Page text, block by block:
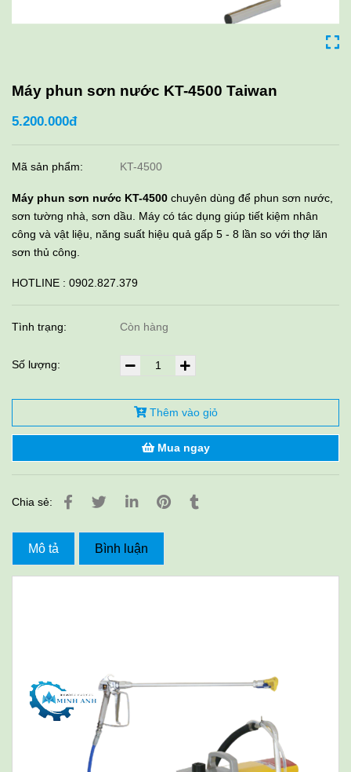
Máy phun sơn nước KT-4500 Taiwan
5.200.000đ
Mã sản phẩm: KT-4500
Máy phun sơn nước KT-4500 chuyên dùng để phun sơn nước,
sơn tường nhà, sơn dầu. Máy có tác dụng giúp tiết kiệm nhân
công và vật liệu, năng suất hiệu quả gấp 5 - 8 lần so với thợ lăn
sơn thủ công.
HOTLINE : 0902.827.379
Tình trạng: Còn hàng
Số lượng:
Thêm vào giỏ
Mua ngay
Chia sẻ:
Mô tả Bình luận